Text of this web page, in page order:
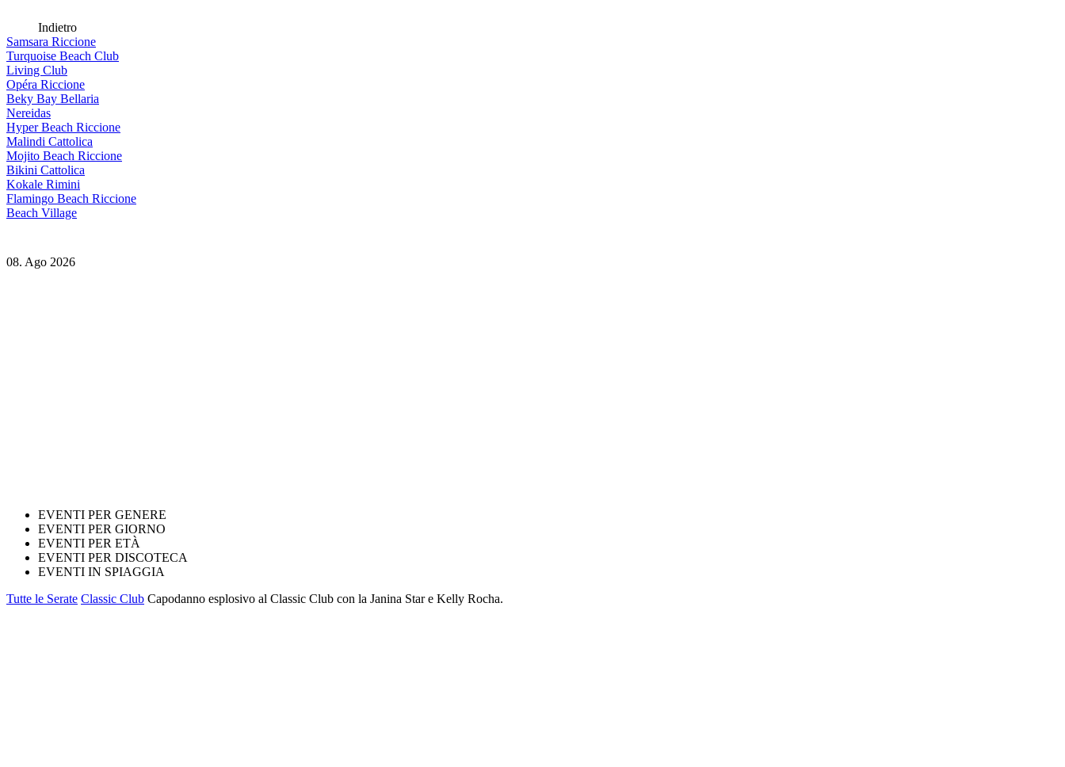
Indietro
Samsara Riccione
Turquoise Beach Club
Living Club
Opéra Riccione
Beky Bay Bellaria
Nereidas
Hyper Beach Riccione
Malindi Cattolica
Mojito Beach Riccione
Bikini Cattolica
Kokale Rimini
Flamingo Beach Riccione
Beach Village
08. Ago 2026
EVENTI PER GENERE
EVENTI PER GIORNO
EVENTI PER ETÀ
EVENTI PER DISCOTECA
EVENTI IN SPIAGGIA
Tutte le Serate Classic Club Capodanno esplosivo al Classic Club con la Janina Star e Kelly Rocha.